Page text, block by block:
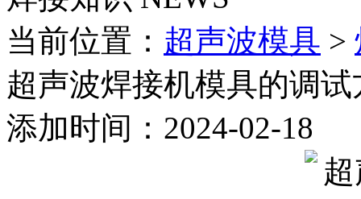
当前位置： 超声波模具 >
超声波焊接机模具的调试
添加时间：2024-02-18